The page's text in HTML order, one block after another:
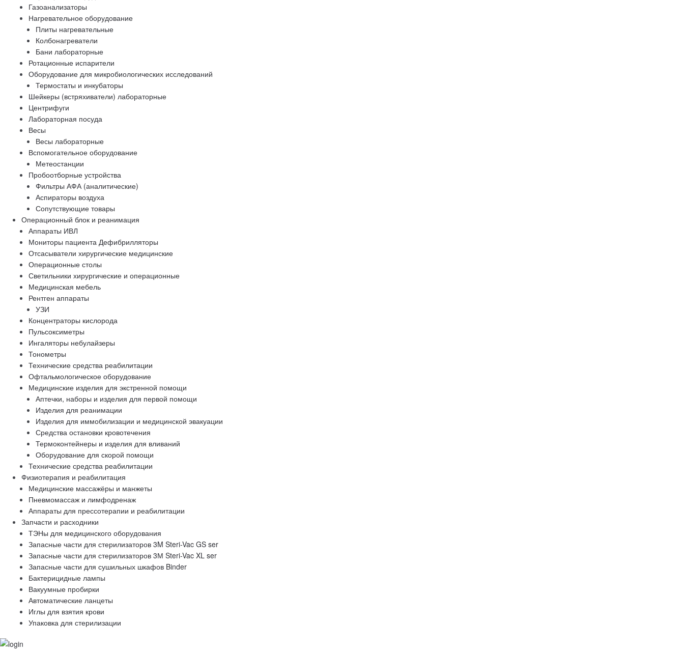
Газоанализаторы
Нагревательное оборудование
Плиты нагревательные
Колбонагреватели
Бани лабораторные
Ротационные испарители
Оборудование для микробиологических исследований
Термостаты и инкубаторы
Шейкеры (встряхиватели) лабораторные
Центрифуги
Лабораторная посуда
Весы
Весы лабораторные
Вспомогательное оборудование
Метеостанции
Пробоотборные устройства
Фильтры АФА (аналитические)
Аспираторы воздуха
Сопутствующие товары
Операционный блок и реанимация
Аппараты ИВЛ
Мониторы пациента Дефибрилляторы
Отсасыватели хирургические медицинские
Операционные столы
Светильники хирургические и операционные
Медицинская мебель
Рентген аппараты
УЗИ
Концентраторы кислорода
Пульсоксиметры
Ингаляторы небулайзеры
Тонометры
Технические средства реабилитации
Офтальмологическое оборудование
Медицинские изделия для экстренной помощи
Аптечки, наборы и изделия для первой помощи
Изделия для реанимации
Изделия для иммобилизации и медицинской эвакуации
Средства остановки кровотечения
Термоконтейнеры и изделия для вливаний
Оборудование для скорой помощи
Технические средства реабилитации
Физиотерапия и реабилитация
Медицинские массажёры и манжеты
Пневмомассаж и лимфодренаж
Аппараты для прессотерапии и реабилитации
Запчасти и расходники
ТЭНы для медицинского оборудования
Запасные части для стерилизаторов 3M Steri-Vac GS ser
Запасные части для стерилизаторов 3М Steri-Vac XL ser
Запасные части для сушильных шкафов Binder
Бактерицидные лампы
Вакуумные пробирки
Автоматические ланцеты
Иглы для взятия крови
Упаковка для стерилизации